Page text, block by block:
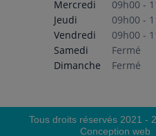
Mercredi
09h00 -
Jeudi
09h00 -
Vendredi
09h00 -
Samedi
Fermé
Dimanche
Fermé
Tous droits réservés 2021 -
Conception web